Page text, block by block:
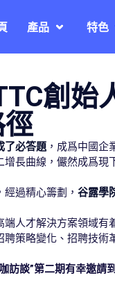
產品 特色
創始
了必答題 ，成爲中國
長曲線，儼然成爲現
過精心籌劃， 谷露學
人才解決方案領域
策略變化、招聘技術
訪談”第二期有幸邀請